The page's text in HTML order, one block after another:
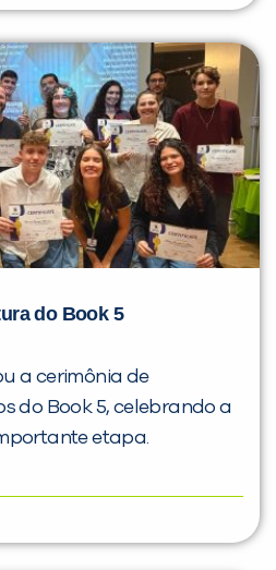
do Book 5
a cerimônia de
do Book 5, celebrando a
etapa.